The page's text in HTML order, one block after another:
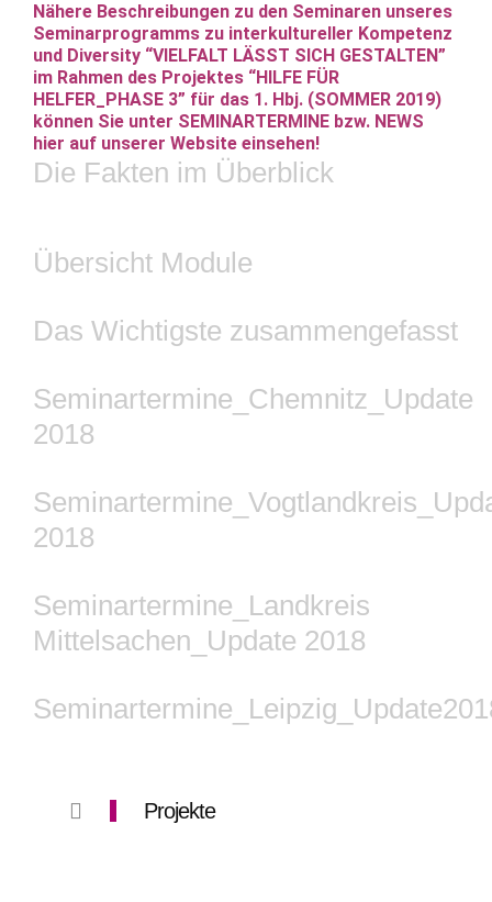
Nähere Beschreibungen zu den Seminaren unseres
Seminarprogramms zu interkultureller Kompetenz
und Diversity “VIELFALT LÄSST SICH GESTALTEN”
im Rahmen des Projektes “HILFE FÜR
HELFER_PHASE 3” für das 1. Hbj. (SOMMER 2019)
können Sie unter SEMINARTERMINE bzw. NEWS
hier auf unserer Website einsehen!
Die Fakten im Überblick
Übersicht Module
Das Wichtigste zusammengefasst
Seminartermine_Chemnitz_Update
2018
2018
Seminartermine_Landkreis
Mittelsachen_Update 2018
Projekte